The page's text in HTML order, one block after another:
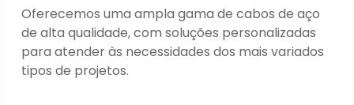
Oferecemos uma ampla gama de cabos de aço
de alta qualidade, com soluções personalizadas
para atender às necessidades dos mais variados
tipos de projetos.